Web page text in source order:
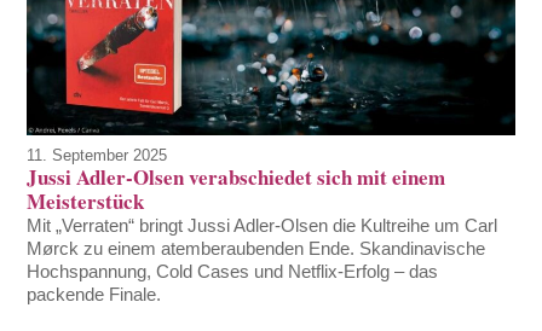
11. September 2025
Jussi Adler-Olsen verabschiedet sich mit einem
Meisterstück
Mit „Verraten“ bringt Jussi Adler-Olsen die Kultreihe um Carl
Mørck zu einem atemberaubenden Ende. Skandinavische
Hochspannung, Cold Cases und Netflix-Erfolg – das
packende Finale.